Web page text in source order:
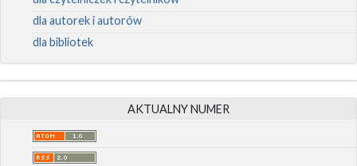
dla autorek i autorów
dla bibliotek
AKTUALNY NUMER